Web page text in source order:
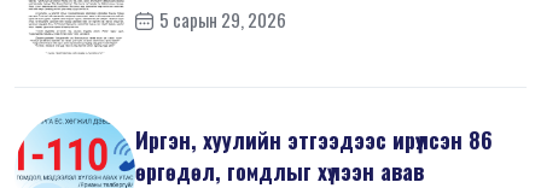
5 сарын 29, 2026
Иргэн, хуулийн этгээдээс ирүүлсэн 86
өргөдөл, гомдлыг хүлээн авав